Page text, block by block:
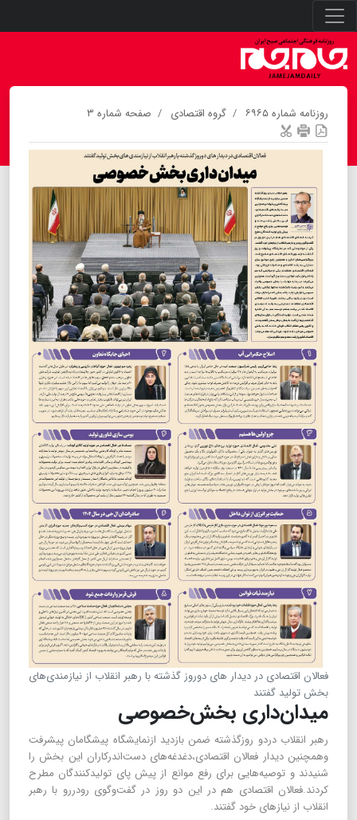
روزنامه شماره ۶۹۶۵ گروه اقتصادی صفحه شماره ۳
فعالان اقتصادی در دیدار های دوروز گذشته با رهبر انقلاب از نیازمندی‌های
بخش تولید گفتند
میدان‌داری بخش‌خصوصی
رهبر انقلاب دردو روزگذشته ضمن بازدید ازنمایشگاه پیشگامان پیشرفت
وهمچنین دیدار فعالان اقتصادی،دغدغه‌های دست‌اندرکاران این بخش را
شنیدند و توصیه‌هایی برای رفع موانع از پیش پای تولیدکنندگان مطرح
کردند.فعالان اقتصادی هم در این دو روز در گفت‌و‌گوی رودررو با رهبر
انقلاب از نیازهای خود گفتند.